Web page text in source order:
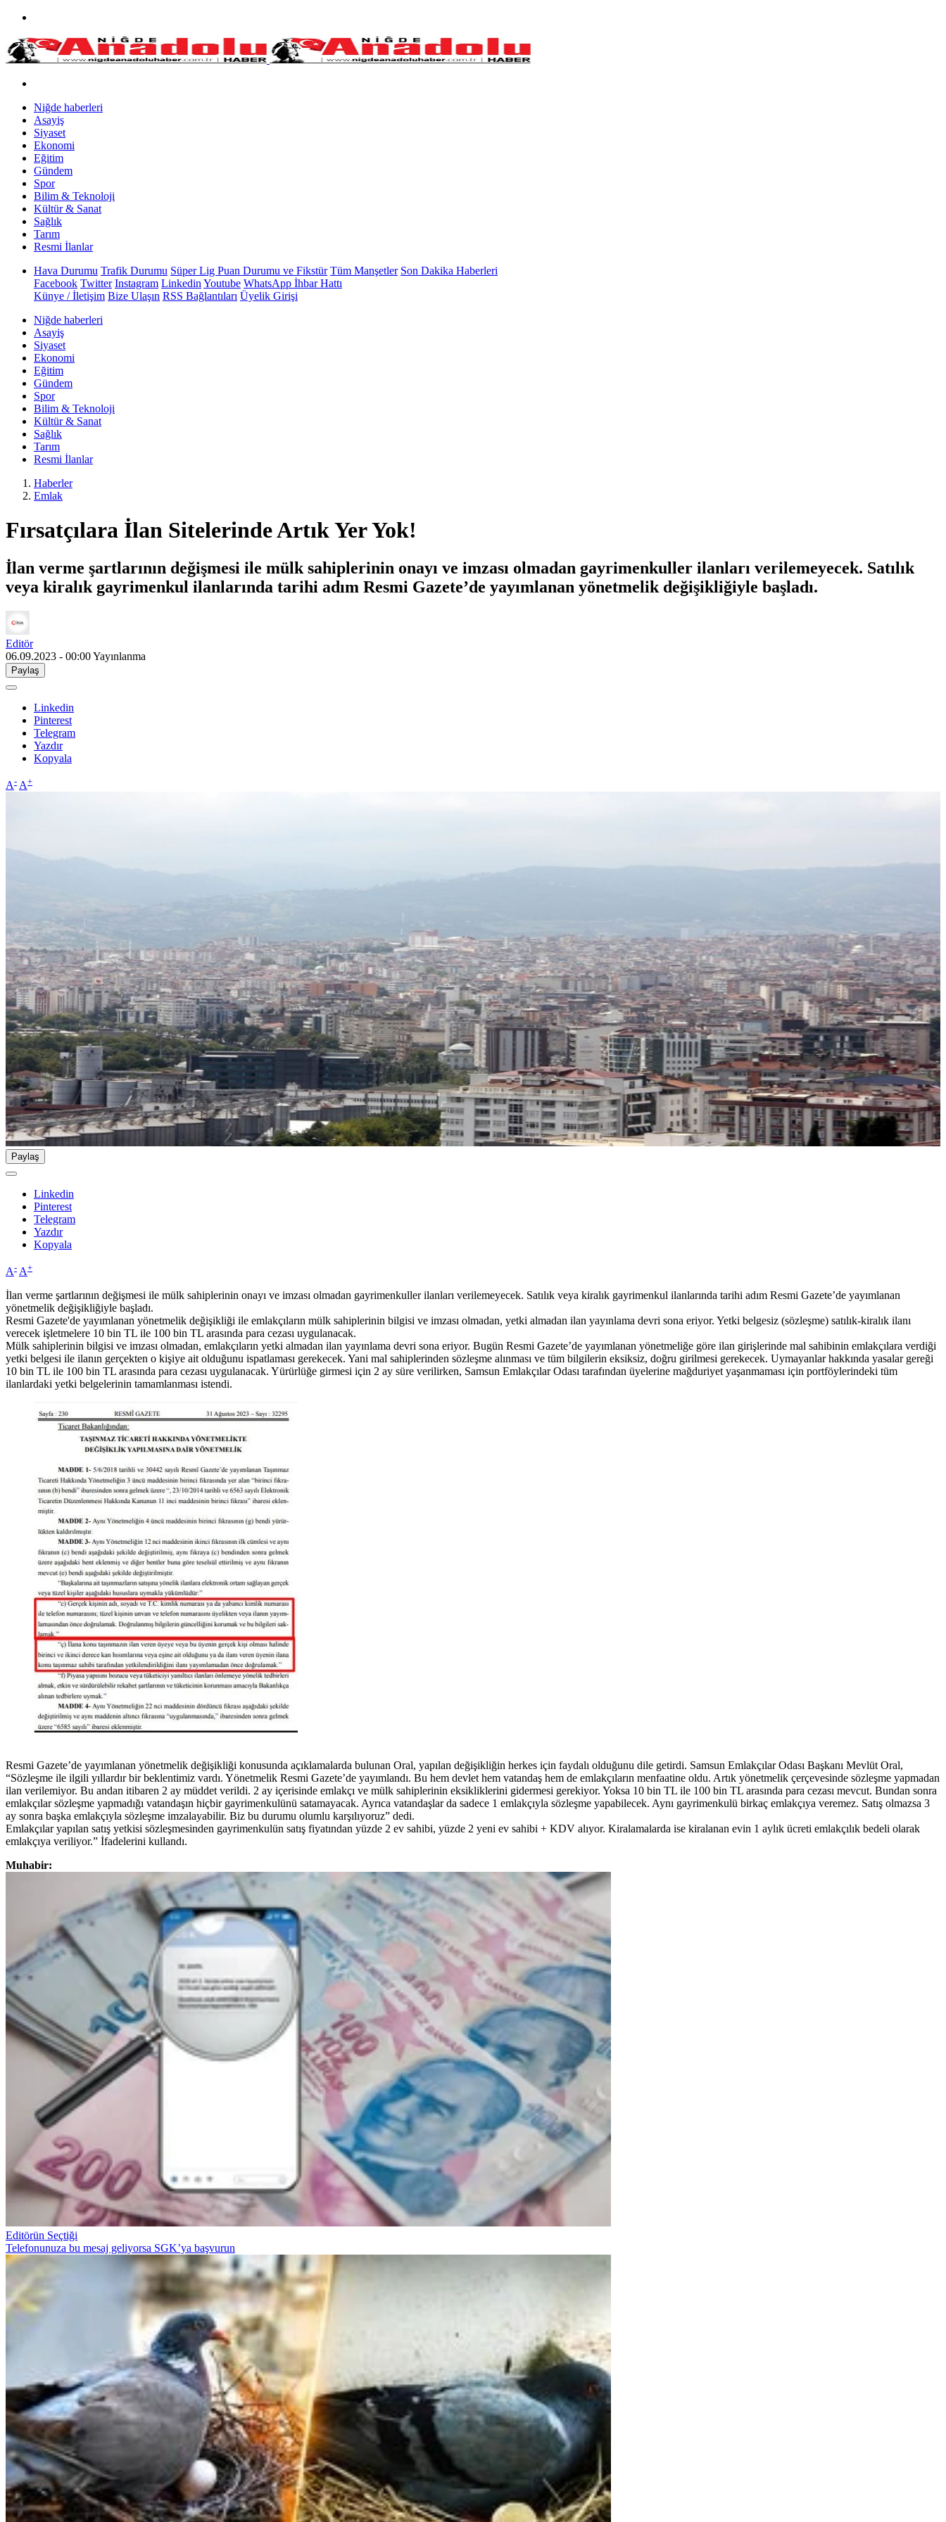
Niğde haberleri
Asayiş
Siyaset
Ekonomi
Eğitim
Gündem
Spor
Bilim & Teknoloji
Kültür & Sanat
Sağlık
Tarım
Resmi İlanlar
Hava Durumu Trafik Durumu Süper Lig Puan Durumu ve Fikstür Tüm Manşetler Son Dakika Haberleri
Facebook Twitter Instagram Linkedin Youtube WhatsApp İhbar Hattı
Künye / İletişim Bize Ulaşın RSS Bağlantıları Üyelik Girişi
Niğde haberleri
Asayiş
Siyaset
Ekonomi
Eğitim
Gündem
Spor
Bilim & Teknoloji
Kültür & Sanat
Sağlık
Tarım
Resmi İlanlar
Haberler
Emlak
Fırsatçılara İlan Sitelerinde Artık Yer Yok!
İlan verme şartlarının değişmesi ile mülk sahiplerinin onayı ve imzası olmadan gayrimenkuller ilanları verilemeyecek. Satılık
veya kiralık gayrimenkul ilanlarında tarihi adım Resmi Gazete’de yayımlanan yönetmelik değişikliğiyle başladı.
Editör
06.09.2023 - 00:00Yayınlanma
Paylaş
Linkedin
Pinterest
Telegram
Yazdır
Kopyala
A- A+
Paylaş
Linkedin
Pinterest
Telegram
Yazdır
Kopyala
A- A+
İlan verme şartlarının değişmesi ile mülk sahiplerinin onayı ve imzası olmadan gayrimenkuller ilanları verilemeyecek. Satılık veya kiralık gayrimenkul ilanlarında tarihi adım Resmi Gazete’de yayımlanan
yönetmelik değişikliğiyle başladı.
Resmi Gazete'de yayımlanan yönetmelik değişikliği ile emlakçıların mülk sahiplerinin bilgisi ve imzası olmadan, yetki almadan ilan yayınlama devri sona eriyor. Yetki belgesiz (sözleşme) satılık-kiralık ilanı
verecek işletmelere 10 bin TL ile 100 bin TL arasında para cezası uygulanacak.
Mülk sahiplerinin bilgisi ve imzası olmadan, emlakçıların yetki almadan ilan yayınlama devri sona eriyor. Bugün Resmi Gazete’de yayımlanan yönetmeliğe göre ilan girişlerinde mal sahibinin emlakçılara verdiği
yetki belgesi ile ilanın gerçekten o kişiye ait olduğunu ispatlaması gerekecek. Yani mal sahiplerinden sözleşme alınması ve tüm bilgilerin eksiksiz, doğru girilmesi gerekecek. Uymayanlar hakkında yasalar gereği
10 bin TL ile 100 bin TL arasında para cezası uygulanacak. Yürürlüğe girmesi için 2 ay süre verilirken, Samsun Emlakçılar Odası tarafından üyelerine mağduriyet yaşanmaması için portföylerindeki tüm
ilanlardaki yetki belgelerinin tamamlanması istendi.
Resmi Gazete’de yayımlanan yönetmelik değişikliği konusunda açıklamalarda bulunan Oral, yapılan değişikliğin herkes için faydalı olduğunu dile getirdi. Samsun Emlakçılar Odası Başkanı Mevlüt Oral,
“Sözleşme ile ilgili yıllardır bir beklentimiz vardı. Yönetmelik Resmi Gazete’de yayımlandı. Bu hem devlet hem vatandaş hem de emlakçıların menfaatine oldu. Artık yönetmelik çerçevesinde sözleşme yapmadan
ilan verilemiyor. Bu andan itibaren 2 ay müddet verildi. 2 ay içerisinde emlakçı ve mülk sahiplerinin eksikliklerini gidermesi gerekiyor. Yoksa 10 bin TL ile 100 bin TL arasında para cezası mevcut. Bundan sonra
emlakçılar sözleşme yapmadığı vatandaşın hiçbir gayrimenkulünü satamayacak. Ayrıca vatandaşlar da sadece 1 emlakçıyla sözleşme yapabilecek. Aynı gayrimenkulü birkaç emlakçıya veremez. Satış olmazsa 3
ay sonra başka emlakçıyla sözleşme imzalayabilir. Biz bu durumu olumlu karşılıyoruz” dedi.
Emlakçılar yapılan satış yetkisi sözleşmesinden gayrimenkulün satış fiyatından yüzde 2 ev sahibi, yüzde 2 yeni ev sahibi + KDV alıyor. Kiralamalarda ise kiralanan evin 1 aylık ücreti emlakçılık bedeli olarak
emlakçıya veriliyor.” İfadelerini kullandı.
Muhabir:
Editörün Seçtiği
Telefonunuza bu mesaj geliyorsa SGK’ya başvurun